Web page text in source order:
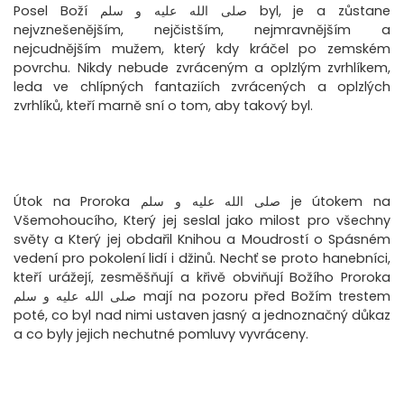
Posel Boží صلى الله عليه و سلم byl, je a zůstane
nejvznešenějším, nejčistším, nejmravnějším a
nejcudnějším mužem, který kdy kráčel po zemském
povrchu. Nikdy nebude zvráceným a oplzlým zvrhlíkem,
leda ve chlípných fantaziích zvrácených a oplzlých
zvrhlíků, kteří marně sní o tom, aby takový byl.
Útok na Proroka صلى الله عليه و سلم je útokem na
Všemohoucího, Který jej seslal jako milost pro všechny
světy a Který jej obdařil Knihou a Moudrostí o Spásném
vedení pro pokolení lidí i džinů. Nechť se proto hanebníci,
kteří urážejí, zesměšňují a křivě obviňují Božího Proroka
صلى الله عليه و سلم mají na pozoru před Božím trestem
poté, co byl nad nimi ustaven jasný a jednoznačný důkaz
a co byly jejich nechutné pomluvy vyvráceny.